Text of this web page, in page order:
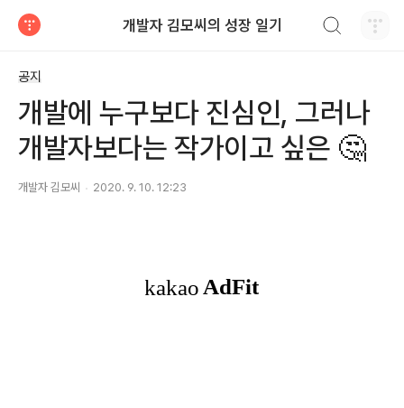
개발자 김모씨의 성장 일기
공지
개발에 누구보다 진심인, 그러나
개발자보다는 작가이고 싶은 🤔
개발자 김모씨 2020. 9. 10. 12:23